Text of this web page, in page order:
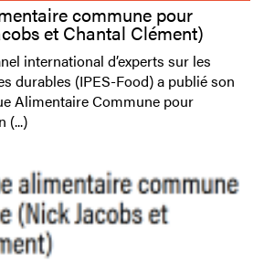
commune pour
et Chantal Clément)
international d’experts sur les
durables (IPES-Food) a publié son
Alimentaire Commune pour
(...)